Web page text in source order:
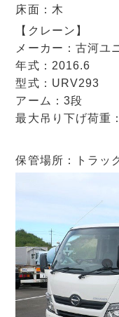
床面：木
【クレーン】
メーカー：古河ユ
年式：2016.6
型式：URV293
アーム：3段
最大吊り下げ荷重
保管場所：トラッ